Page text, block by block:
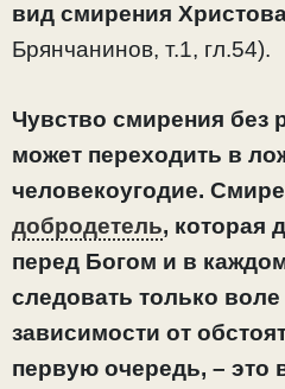
вид смирения
Брянчанинов, т.1, гл.54).
Чувство смирения без
может переходить в
человекоугодие.
добродетель, которая
перед Богом и в
следовать только
зависимости от
первую очередь, – это